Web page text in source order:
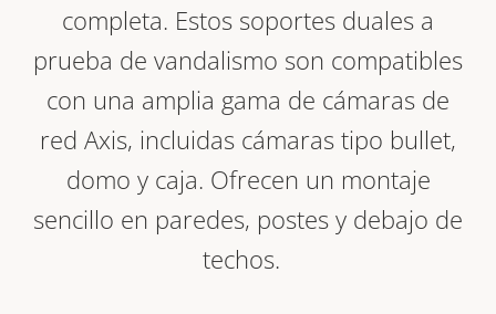
completa. Estos soportes duales a
prueba de vandalismo son compatibles
con una amplia gama de cámaras de
red Axis, incluidas cámaras tipo bullet,
domo y caja. Ofrecen un montaje
sencillo en paredes, postes y debajo de
techos.